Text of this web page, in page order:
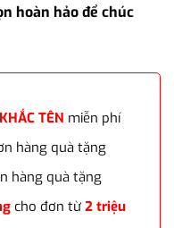
hoàn hảo để chúc
TÊN miễn phí
hàng quà tặng
hàng quà tặng
cho đơn từ 2 triệu